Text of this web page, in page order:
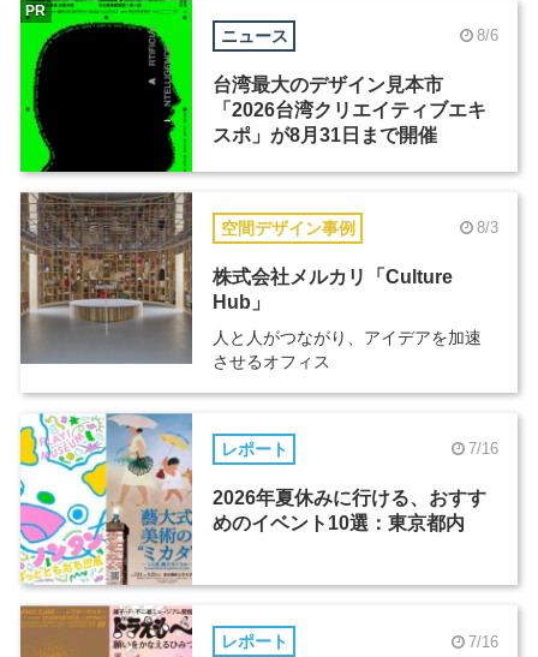
ニュース 8/6
台湾最大のデザイン見本市
「2026台湾クリエイティブエキ
スポ」が8月31日まで開催
PR
空間デザイン事例 8/3
株式会社メルカリ「Culture
Hub」
人と人がつながり、アイデアを加速
させるオフィス
レポート 7/16
2026年夏休みに行ける、おすす
めのイベント10選：東京都内
レポート 7/16